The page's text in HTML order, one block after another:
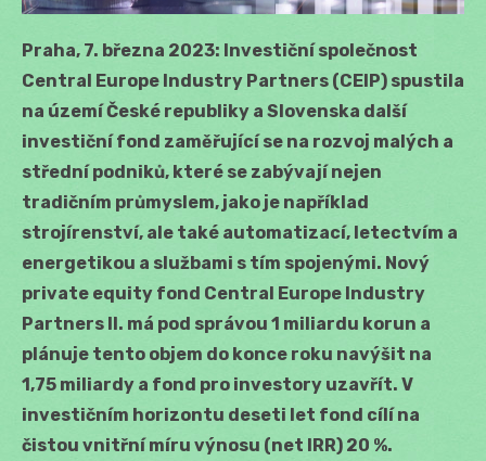
Praha, 7. března 2023: Investiční společnost
Central Europe Industry Partners (CEIP) spustila
na území České republiky a Slovenska další
investiční fond zaměřující se na rozvoj malých a
střední podniků, které se zabývají nejen
tradičním průmyslem, jako je například
strojírenství, ale také automatizací, letectvím a
energetikou a službami s tím spojenými. Nový
private equity fond Central Europe Industry
Partners II. má pod správou 1 miliardu korun a
plánuje tento objem do konce roku navýšit na
1,75 miliardy a fond pro investory uzavřít. V
investičním horizontu deseti let fond cílí na
čistou vnitřní míru výnosu (net IRR) 20 %.